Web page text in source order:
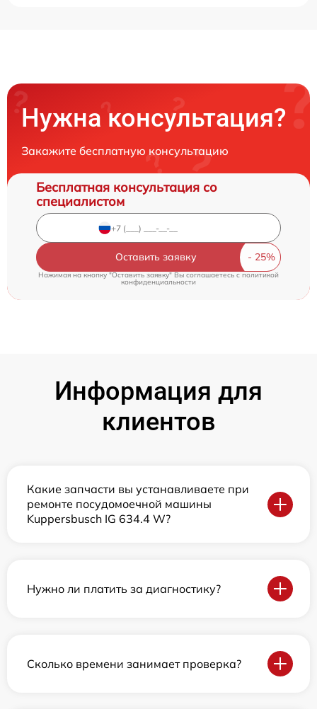
Нужна консультация?
Закажите бесплатную консультацию
Бесплатная консультация со
специалистом
Оставить заявку
Нажимая на кнопку "Оставить заявку" Вы соглашаетесь cполитикой
конфиденциальности
Информация для
клиентов
Какие запчасти вы устанавливаете при
ремонте посудомоечной машины
Kuppersbusch IG 634.4 W?
Нужно ли платить за диагностику?
Сколько времени занимает проверка?